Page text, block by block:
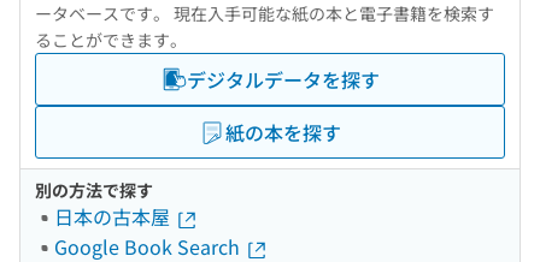
ータベースです。 現在入手可能な紙の本と電子書籍を検索す
ることができます。
デジタルデータを探す
紙の本を探す
別の方法で探す
日本の古本屋
Google Book Search